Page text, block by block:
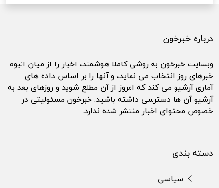
درباره خبرخون
وبسایت خبرخون به روشی کاملا هوشمند، اخبار را از میان انبوه
خبرهای روز انتخاب می نماید، و آنها را بر اساس داده های
آماری آرشیو می کند که امروز از آن مطلع شوید و روزهای بعد به
آرشیو آن ها دسترسی داشته باشید. خبرخون مسئولیتی در
خصوص محتوای اخبار منتشر شده ندارد.
دسته بندی
سیاسی